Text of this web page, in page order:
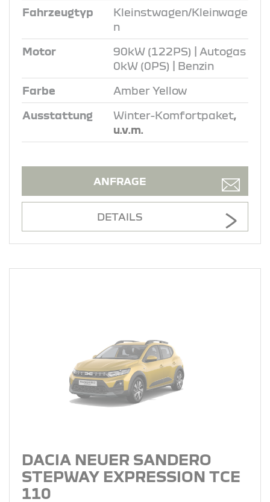
Fahrzeugtyp
Kleinstwagen/Kleinwage
n
Motor
90kW (122PS) | Autogas
0kW (0PS) | Benzin
Farbe Amber Yellow
Ausstattung Winter-Komfortpaket,
u.v.m.
ANFRAGE
DETAILS
DACIA NEUER SANDERO
STEPWAY EXPRESSION TCE
110